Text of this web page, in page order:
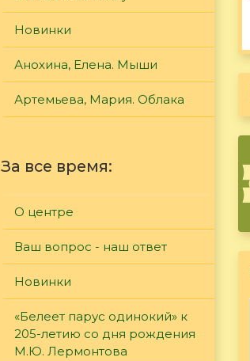
Новинки
Анохина, Елена. Мыши
Артемьева, Мария. Облака
За все время:
О центре
Ваш вопрос - наш ответ
Новинки
«Белеет парус одинокий» к
205-летию со дня рождения
М.Ю. Лермонтова